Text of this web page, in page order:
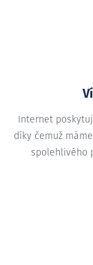
Internet
díky čemuž
spolehlivého